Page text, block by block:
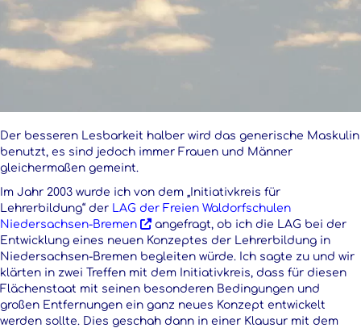
Der besseren Lesbarkeit halber wird das generische Maskulin
benutzt, es sind jedoch immer Frauen und Männer
gleichermaßen gemeint.
Im Jahr 2003 wurde ich von dem „Initiativkreis für
Lehrerbildung“ der LAG der Freien Waldorfschulen
Niedersachsen-Bremen
angefragt, ob ich die LAG bei der
Entwicklung eines neuen Konzeptes der Lehrerbildung in
Niedersachsen-Bremen begleiten würde. Ich sagte zu und wir
klärten in zwei Treffen mit dem Initiativkreis, dass für diesen
Flächenstaat mit seinen besonderen Bedingungen und
großen Entfernungen ein ganz neues Konzept entwickelt
werden sollte. Dies geschah dann in einer Klausur mit dem